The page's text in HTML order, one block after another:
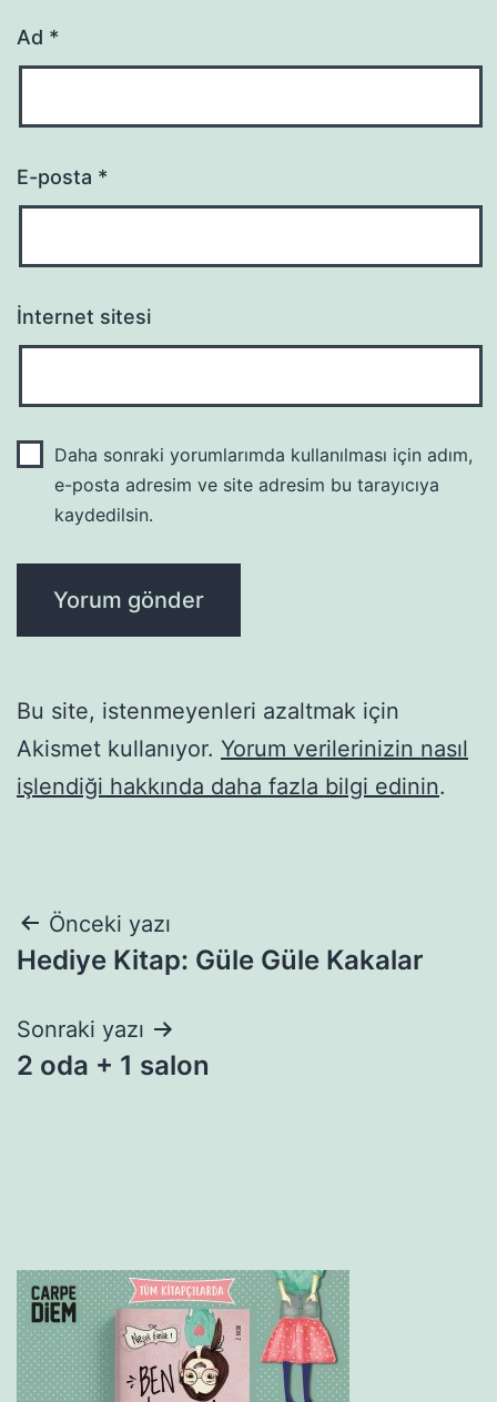
Ad *
E-posta *
İnternet sitesi
Daha sonraki yorumlarımda kullanılması için adım,
e-posta adresim ve site adresim bu tarayıcıya
kaydedilsin.
Bu site, istenmeyenleri azaltmak için
Akismet kullanıyor. Yorum verilerinizin nasıl
işlendiği hakkında daha fazla bilgi edinin.
Yazı
gezinmesi
Önceki yazı
Hediye Kitap: Güle Güle Kakalar
Sonraki yazı
2 oda + 1 salon